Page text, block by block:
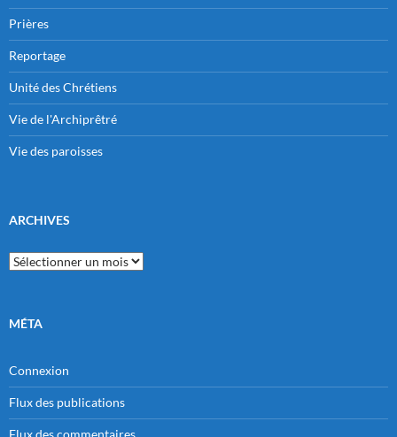
Prières
Reportage
Unité des Chrétiens
Vie de l'Archiprêtré
Vie des paroisses
ARCHIVES
Archives
MÉTA
Connexion
Flux des publications
Flux des commentaires